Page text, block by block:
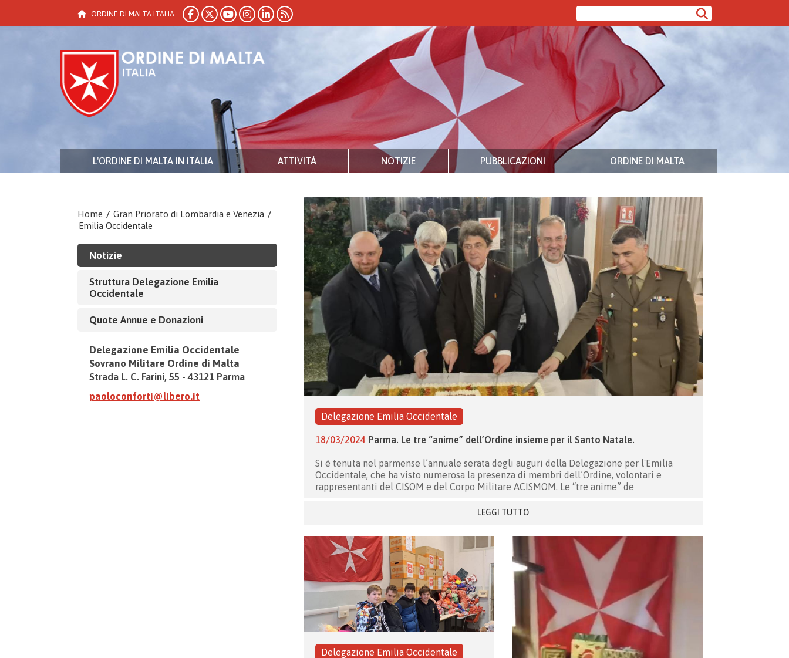
ORDINE DI MALTA ITALIA
L'ORDINE DI MALTA IN ITALIA ATTIVITÀ NOTIZIE PUBBLICAZIONI ORDINE DI MALTA
Home / Gran Priorato di Lombardia e Venezia /
Emilia Occidentale
Notizie
Struttura Delegazione Emilia
Occidentale
Quote Annue e Donazioni
Delegazione Emilia Occidentale
Sovrano Militare Ordine di Malta
Strada L. C. Farini, 55 - 43121 Parma
paoloconforti@libero.it
Delegazione Emilia Occidentale
18/03/2024 Parma. Le tre “anime” dell’Ordine insieme per il Santo Natale.
Si è tenuta nel parmense l’annuale serata degli auguri della Delegazione per l'Emilia
Occidentale, che ha visto numerosa la presenza di membri dell’Ordine, volontari e
rappresentanti del CISOM e del Corpo Militare ACISMOM. Le “tre anime” de
LEGGI TUTTO
Delegazione Emilia Occidentale